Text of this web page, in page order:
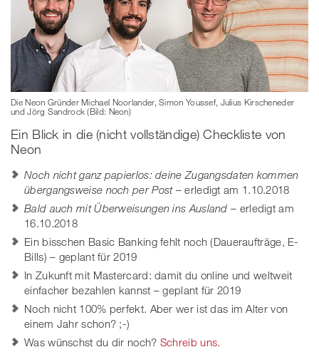
Die Neon Gründer Michael Noorlander, Simon Youssef, Julius Kirscheneder
und Jörg Sandrock (Bild: Neon)
Ein Blick in die (nicht vollständige) Checkliste von
Neon
Noch nicht ganz papierlos: deine Zugangsdaten kommen
übergangsweise noch per Post – erledigt am 1.10.2018
Bald auch mit Überweisungen ins Ausland – erledigt am
16.10.2018
Ein bisschen Basic Banking fehlt noch (Daueraufträge, E-
Bills) – geplant für 2019
In Zukunft mit Mastercard: damit du online und weltweit
einfacher bezahlen kannst – geplant für 2019
Noch nicht 100% perfekt. Aber wer ist das im Alter von
einem Jahr schon? ;-)
Was wünschst du dir noch? Schreib uns.